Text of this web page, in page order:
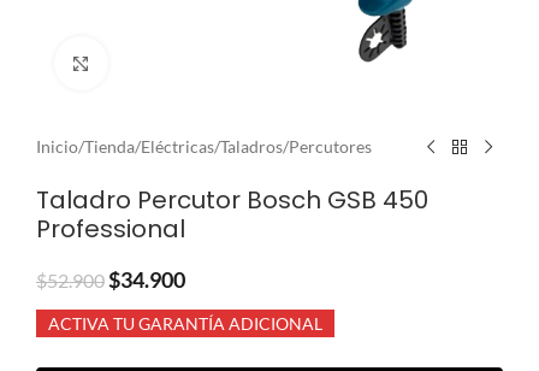
Inicio/Tienda/Eléctricas/Taladros/Percutores
Taladro Percutor Bosch GSB 450
Professional
$52.900$34.900
ACTIVA TU GARANTÍA ADICIONAL